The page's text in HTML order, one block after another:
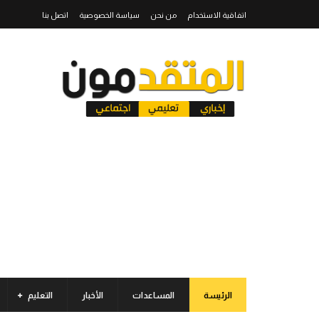
اتفاقية الاستخدام من نحن سياسة الخصوصية اتصل بنا
الرئيسة المساعدات الأخبار التعليم